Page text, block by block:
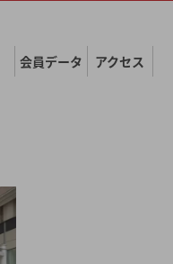
会員データ アクセス